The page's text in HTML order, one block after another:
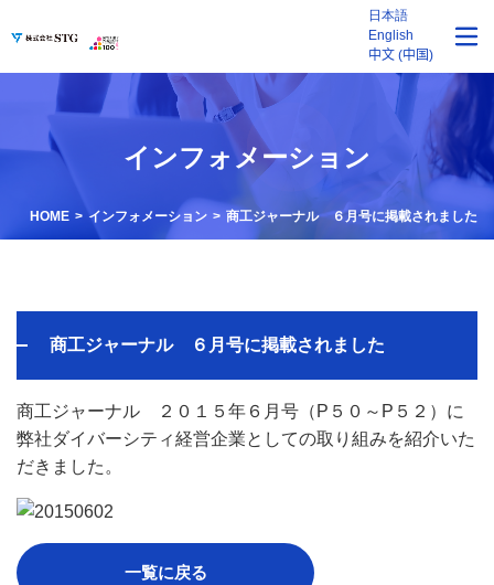
日本語
English
中文 (中国)
インフォメーション
HOME インフォメーション 商工ジャーナル ６月号に掲載されました
商工ジャーナル ６月号に掲載されました
商工ジャーナル ２０１５年６月号（P５０～P５２）に
弊社ダイバーシティ経営企業としての取り組みを紹介いた
だきました。
一覧に戻る